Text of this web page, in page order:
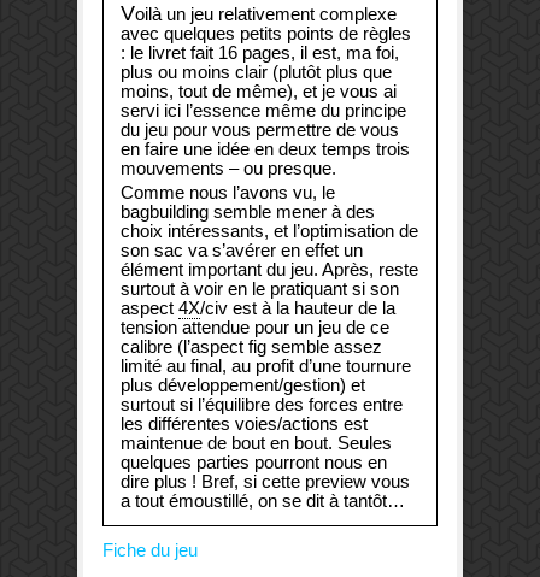
Voilà un jeu relativement complexe
avec quelques petits points de règles
: le livret fait 16 pages, il est, ma foi,
plus ou moins clair (plutôt plus que
moins, tout de même), et je vous ai
servi ici l’essence même du principe
du jeu pour vous permettre de vous
en faire une idée en deux temps trois
mouvements – ou presque.
Comme nous l’avons vu, le
bagbuilding semble mener à des
choix intéressants, et l’optimisation de
son sac va s’avérer en effet un
élément important du jeu. Après, reste
surtout à voir en le pratiquant si son
aspect 4X/civ est à la hauteur de la
tension attendue pour un jeu de ce
calibre (l’aspect fig semble assez
limité au final, au profit d’une tournure
plus développement/gestion) et
surtout si l’équilibre des forces entre
les différentes voies/actions est
maintenue de bout en bout. Seules
quelques parties pourront nous en
dire plus ! Bref, si cette preview vous
a tout émoustillé, on se dit à tantôt…
Fiche du jeu